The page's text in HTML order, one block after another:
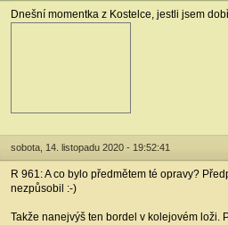
Dnešní momentka z Kostelce, jestli jsem
sobota, 14. listopadu 2020 - 19:52:41
R 961: A co bylo předmětem té opravy?
nezpůsobil :-)
Takže nanejvýš ten bordel v kolejovém loži.